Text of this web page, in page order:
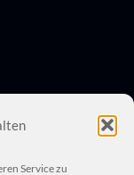
Service zu